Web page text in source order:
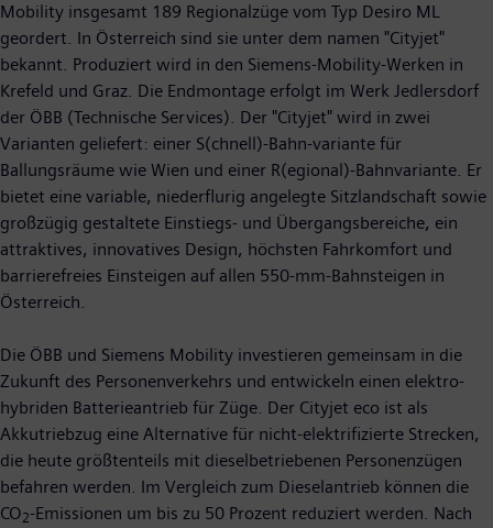
Mobility insgesamt 189 Regionalzüge vom Typ Desiro ML
geordert. In Österreich sind sie unter dem namen "Cityjet"
bekannt. Produziert wird in den Siemens-Mobility-Werken in
Krefeld und Graz. Die Endmontage erfolgt im Werk Jedlersdorf
der ÖBB (Technische Services). Der "Cityjet" wird in zwei
Varianten geliefert: einer S(chnell)-Bahn-variante für
Ballungsräume wie Wien und einer R(egional)-Bahnvariante. Er
bietet eine variable, niederflurig angelegte Sitzlandschaft sowie
großzügig gestaltete Einstiegs- und Übergangsbereiche, ein
attraktives, innovatives Design, höchsten Fahrkomfort und
barrierefreies Einsteigen auf allen 550-mm-Bahnsteigen in
Österreich.
Die ÖBB und Siemens Mobility investieren gemeinsam in die
Zukunft des Personenverkehrs und entwickeln einen elektro-
hybriden Batterieantrieb für Züge. Der Cityjet eco ist als
Akkutriebzug eine Alternative für nicht-elektrifizierte Strecken,
die heute größtenteils mit dieselbetriebenen Personenzügen
befahren werden. Im Vergleich zum Dieselantrieb können die
CO2-Emissionen um bis zu 50 Prozent reduziert werden. Nach